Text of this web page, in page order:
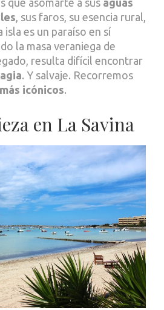
, sus faros, su esencia rural,
es un paraíso en sí
la masa veraniega de
resulta difícil encontrar
. Y salvaje. Recorremos
icónicos.
en La Savina